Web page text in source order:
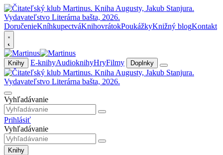
DoručenieKníhkupectváKnihovrátokPoukážkyKnižný blogKontakt
Knihy E-knihyAudioknihyHryFilmy Doplnky
Vyhľadávanie
Prihlásiť
Vyhľadávanie
Knihy